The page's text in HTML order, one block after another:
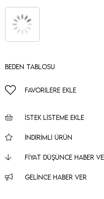
Beden Tablosu
FAVORILERE EKLE
İSTEK LISTEME EKLE
İNDIRIMLI ÜRÜN
FIYAT DÜŞÜNCE HABER
GELINCE HABER VER